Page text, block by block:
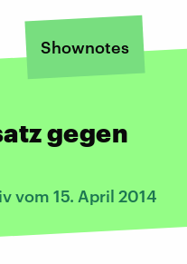
Shownotes
gegen
vom 15. April 2014